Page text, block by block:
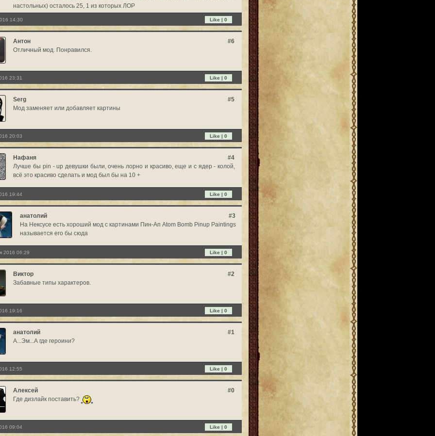
настольных) осталось 25, 1 из которых ЛОР
14:30 Like | 0
Антон
#6
Отличный мод. Понравился.
23:31 Like | 0
Serg
#5
Мод заменяет или добавляет картины
20:03 Like | 0
Нафаня
#4
Лучше бы pin - up девушки были, очень лорно и красиво, еще и с ядер - колой,
всё это красиво сделать и мод был бы на 10 +
19:44 Like | 0
анатолий
#3
На Нексусе есть хороший мод с картинами Пин-Ап Atom Bomb Pinup Paintings
называется его бы сюда
2016 06:29 Like |0
Виктор
#2
Забавные типы характеров.
19:16 Like | 0
анатолий
#1
А...Эм...А где героини?
12:55 Like | 0
Алексей
#0
Где дизлайк поставить?
09:04 Like | 0